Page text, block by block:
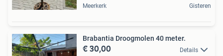
Meerkerk Gisteren
Brabantia Droogmolen 40 meter.
€ 30,00 Details